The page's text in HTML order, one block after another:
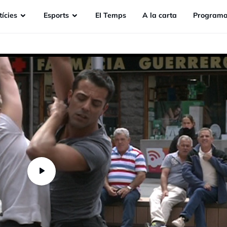
Esports EI Temps A la carta